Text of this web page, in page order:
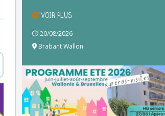
VOIR PLUS
20/08/2026
Brabant Wallon